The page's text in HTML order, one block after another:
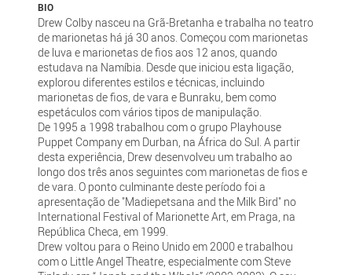
BIO
Drew Colby nasceu na Grã-Bretanha e trabalha no teatro
de marionetas há já 30 anos. Começou com marionetas
de luva e marionetas de fios aos 12 anos, quando
estudava na Namíbia. Desde que iniciou esta ligação,
explorou diferentes estilos e técnicas, incluindo
marionetas de fios, de vara e Bunraku, bem como
espetáculos com vários tipos de manipulação.
De 1995 a 1998 trabalhou com o grupo Playhouse
Puppet Company em Durban, na África do Sul. A partir
desta experiência, Drew desenvolveu um trabalho ao
longo dos três anos seguintes com marionetas de fios e
de vara. O ponto culminante deste período foi a
apresentação de "Madiepetsana and the Milk Bird" no
International Festival of Marionette Art, em Praga, na
República Checa, em 1999.
Drew voltou para o Reino Unido em 2000 e trabalhou
com o Little Angel Theatre, especialmente com Steve